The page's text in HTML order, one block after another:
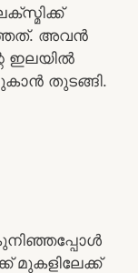
അവൻ
ഇലയിൽ
തുടങ്ങി.
മുകളിലേക്ക്